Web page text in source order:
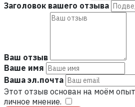
Заголовок вашего отзыва
Ваш отзыв
Ваше имя
Ваша эл.почта
Этот отзыв основан на моём
личное мнение.